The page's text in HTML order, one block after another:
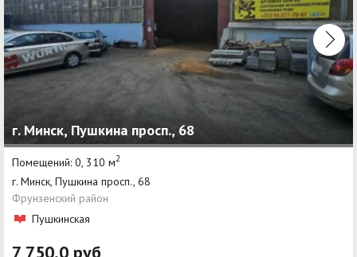
г. Минск, Пушкина просп., 68
Помещений: 0, 310 м2
г. Минск, Пушкина просп., 68
Фрунзенский район
Пушкинская
7 750,0 руб